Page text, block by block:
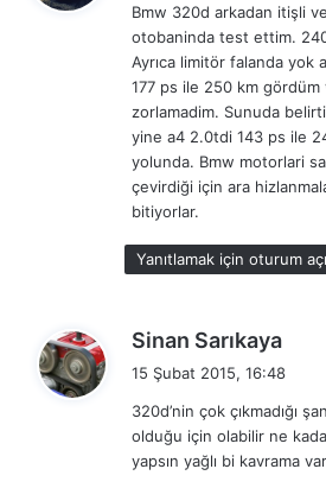
i
k
Bmw 320d arkadan itişli
otobaninda test ettim.
Ayrıca limitör falanda yok
177 ps ile 250 km
zorlamadim. Sunuda
yine a4 2.0tdi 143 ps ile
yolunda. Bmw motorlari
çevirdiği için ara
bitiyorlar.
Yanıtlamak için oturum
Sinan Sarıkaya
i
k
i
15 Şubat 2015, 16:48
320d’nin çok çıkmadığı
olduğu için olabilir ne
yapsın yağlı bi kavrama